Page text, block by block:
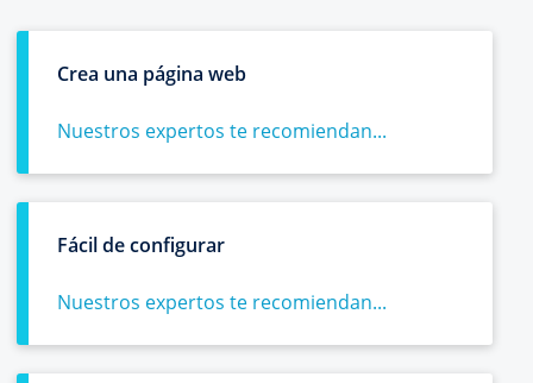
Crea una página web
Nuestros expertos te recomiendan...
Fácil de configurar
Nuestros expertos te recomiendan...